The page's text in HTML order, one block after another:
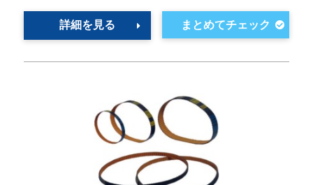
詳細を見る